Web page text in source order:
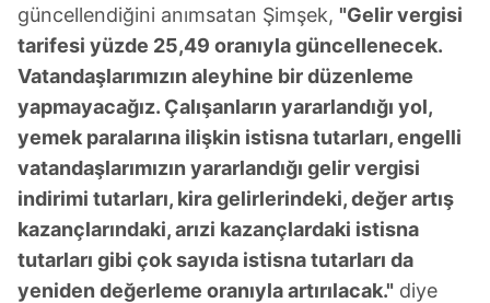
verileriniz işlenmekte olup gerekli olan çerezler bilgi
toplumu hizmetlerinin sunulması amacıyla
kullanılmaktadır. Diğer çerezler, sitemizin daha işlevsel
kılınması ve kişiselleştirilmesi ve sizlere yönelik
reklam/pazarlama faaliyetlerinin yapılması, amaçlarıyla
sınırlı olarak açık rızanız dahilinde kullanılacaktır.
Çerezlere ilişkin tercihlerinizi aşağıda yer alan panel
vasıtasıyla belirleyebilirsiniz. Çerezlere ilişkin detaylı bilgi
için Ayarlar butonuna tıklayabilir, Çerez Bilgilendirme
Metnimiziziyaret edebilirsiniz.
güncellendiğini anımsatan Şimşek, "Gelir vergisi
tarifesi yüzde 25,49 oranıyla güncellenecek.
Vatandaşlarımızın aleyhine bir düzenleme
yapmayacağız. Çalışanların yararlandığı yol,
yemek paralarına ilişkin istisna tutarları, engelli
vatandaşlarımızın yararlandığı gelir vergisi
indirimi tutarları, kira gelirlerindeki, değer artış
kazançlarındaki, arızi kazançlardaki istisna
tutarları gibi çok sayıda istisna tutarları da
yeniden değerleme oranıyla artırılacak." diye